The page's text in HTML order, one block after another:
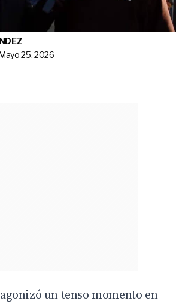
25, 2026
un tenso momento en